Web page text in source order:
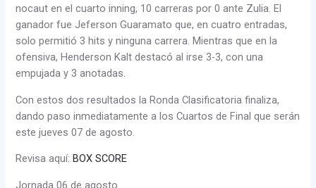
nocaut en el cuarto inning, 10 carreras por 0 ante Zulia. El
ganador fue Jeferson Guaramato que, en cuatro entradas,
solo permitió 3 hits y ninguna carrera. Mientras que en la
ofensiva, Henderson Kalt destacó al irse 3-3, con una
empujada y 3 anotadas.
Con estos dos resultados la Ronda Clasificatoria finaliza,
dando paso inmediatamente a los Cuartos de Final que serán
este jueves 07 de agosto.
Revisa aquí: BOX SCORE
Jornada 06 de agosto